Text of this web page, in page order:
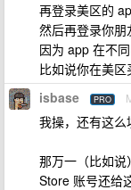
再登录美区的
然后再登录你
因为 app 在不
比如说你在美
isbase PRO
我操，还有这么
那万一（比如
Store 账号还给